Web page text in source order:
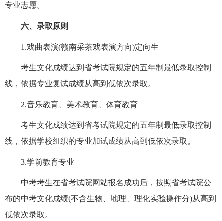
专业志愿。
六、录取原则
1.戏曲表演(赣南采茶戏表演方向)定向生
考生文化成绩达到省考试院规定的五年制最低录取控制
线，依据专业复试成绩从高到低依次录取。
2.音乐教育、美术教育、体育教育
考生文化成绩达到省考试院规定的五年制最低录取控制
线，依据学校组织的专业加试成绩从高到低依次录取。
3.学前教育专业
中考考生在省考试院网站报名成功后，按照省考试院公
布的中考文化成绩(不含生物、地理、理化实验操作分)从高到
低依次录取。